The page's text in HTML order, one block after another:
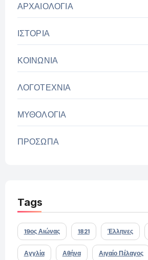
ΑΡΧΑΙΟΛΟΓΙΑ
ΙΣΤΟΡΙΑ
ΚΟΙΝΩΝΙΑ
ΛΟΓΟΤΕΧΝΙΑ
ΜΥΘΟΛΟΓΙΑ
ΠΡΟΣΩΠΑ
Tags
19ος Αιώνας 1821 Έλληνες
Αγγλία Αθήνα Αιγαίο Πέλαγος